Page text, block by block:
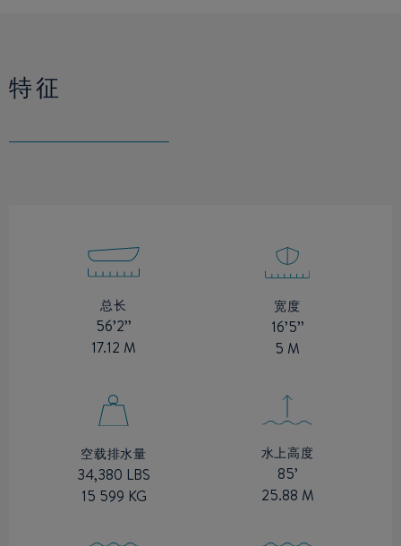
特征
总长
56’2’’
17.12 M
宽度
16’5’’
5 M
空载排水量
34,380 LBS
15 599 KG
水上高度
85’
25.88 M